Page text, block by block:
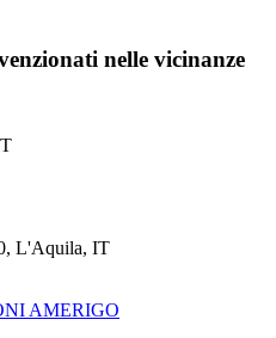
nelle vicinanze
L'Aquila, IT
AMERIGO